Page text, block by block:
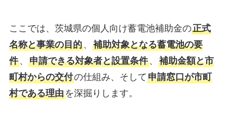
ここでは、茨城県の個人向け蓄電池補助金の正式
名称と事業の目的、 補助対象となる蓄電池の要
件、 申請できる対象者と設置条件、 補助金額と市
町村からの交付の仕組み、そして申請窓口が市町
村である理由を深掘りします。